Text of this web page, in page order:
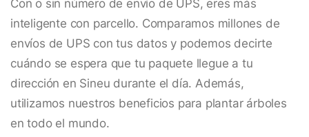
Con o sin número de envío de UPS, eres más
inteligente con parcello. Comparamos millones de
envíos de UPS con tus datos y podemos decirte
cuándo se espera que tu paquete llegue a tu
dirección en Sineu durante el día. Además,
utilizamos nuestros beneficios para plantar árboles
en todo el mundo.